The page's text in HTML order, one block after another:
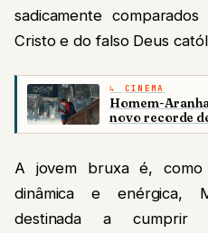
sadicamente
Cristo e do falso Deus
CINEMA
Homem-
novo recorde
A jovem bruxa é,
dinâmica e enérgica,
destinada a cumprir